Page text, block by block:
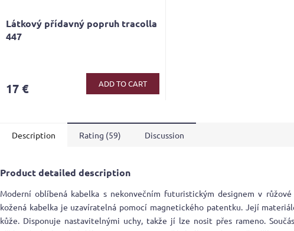
Látkový přídavný popruh tracolla
447
17 € ADD TO CART
Description Rating (59) Discussion
Product detailed description
Moderní oblíbená kabelka s nekonvečním futuristickým designem v růžové
kožená kabelka je uzavíratelná pomocí magnetického patentku. Její
kůže. Disponuje nastavitelnými uchy, takže jí lze nosit přes rameno.